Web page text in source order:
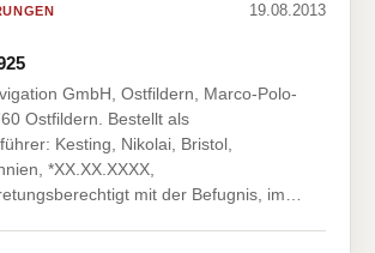
19.08.2013
GmbH, Ostfildern, Marco-Polo-
Ostfildern. Bestellt als
Kesting, Nikolai, Bristol,
*XX.XX.XXXX,
mit der Befugnis, im…